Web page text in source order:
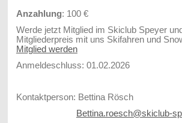
Anzahlung: 100 €
Werde jetzt Mitglied im Skiclub Speyer
Mitgliederpreis mit uns Skifahren und
Mitglied werden
Anmeldeschluss: 01.02.2026
Kontaktperson: Bettina Rösch
Bettina.roesch@skiclub-